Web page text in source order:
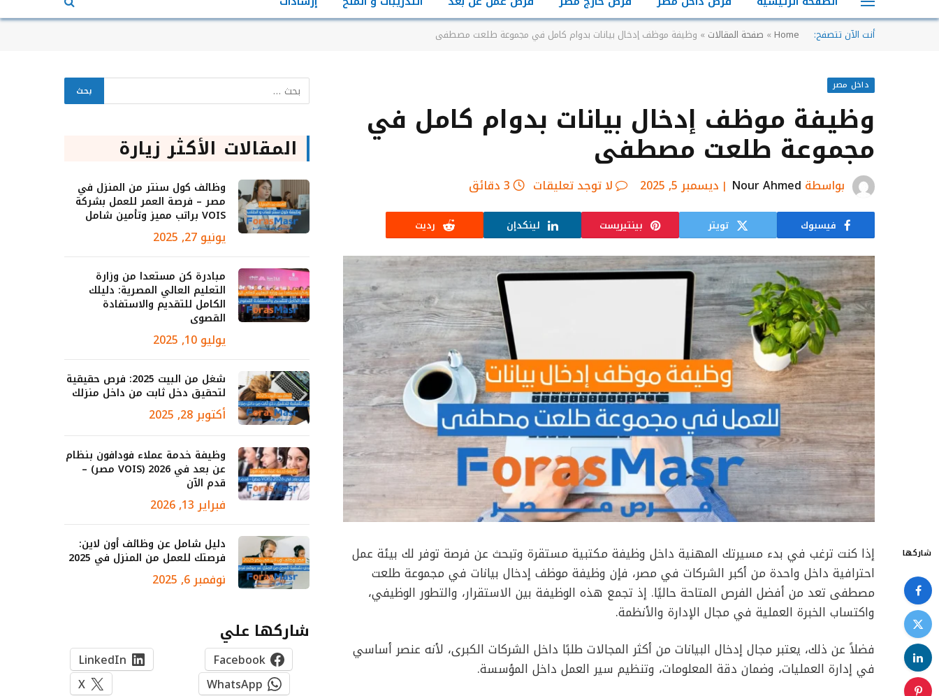
أنت الآن تتصفح: Home
» صفحة المقالات » وظيفة موظف إدخال بيانات بدوام كامل في مجموعة طلعت مصطفى
داخل مصر
وظيفة موظف إدخال بيانات بدوام كامل في
مجموعة طلعت مصطفى
بواسطة Nour Ahmed ديسمبر 5, 2025 لا توجد تعليقات 3 دقائق
فيسبوك تويتر بينتيريست لينكدإن رديت
شاركها
إذا كنت ترغب في بدء مسيرتك المهنية داخل وظيفة مكتبية مستقرة وتبحث عن فرصة توفر لك بيئة عمل
احترافية داخل واحدة من أكبر الشركات في مصر، فإن وظيفة موظف إدخال بيانات في مجموعة طلعت
مصطفى تعد من أفضل الفرص المتاحة حاليًا. إذ تجمع هذه الوظيفة بين الاستقرار، والتطور الوظيفي،
واكتساب الخبرة العملية في مجال الإدارة والأنظمة.
فضلاً عن ذلك، يعتبر مجال إدخال البيانات من أكثر المجالات طلبًا داخل الشركات الكبرى، لأنه عنصر أساسي
في إدارة العمليات، وضمان دقة المعلومات، وتنظيم سير العمل داخل المؤسسة.
المقالات الأكثر زيارة
وظائف كول سنتر من المنزل في
مصر – فرصة العمر للعمل بشركة
VOIS براتب مميز وتأمين شامل
يونيو 27, 2025
مبادرة كن مستعدا من وزارة
التعليم العالي المصرية: دليلك
الكامل للتقديم والاستفادة
القصوى
يوليو 10, 2025
شغل من البيت 2025: فرص حقيقية
لتحقيق دخل ثابت من داخل منزلك
أكتوبر 28, 2025
وظيفة خدمة عملاء فودافون بنظام
عن بعد في 2026 (VOIS مصر) –
قدم الآن
فبراير 13, 2026
دليل شامل عن وظائف أون لاين:
فرصتك للعمل من المنزل في 2025
نوفمبر 6, 2025
شاركها علي
Facebook
LinkedIn
WhatsApp
X